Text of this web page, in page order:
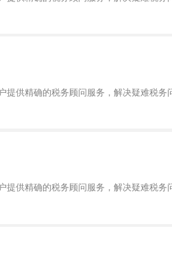
供精确的税务顾问服务，解决疑难税
供精确的税务顾问服务，解决疑难税